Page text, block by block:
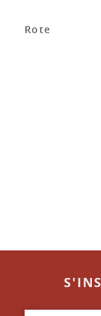
Rote